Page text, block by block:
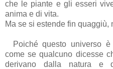
che le piante e gli esseri
anima e di vita.
Ma se si estende fin quaggiù,
Poiché questo universo
come se qualcuno dicesse
derivano dalla natura e